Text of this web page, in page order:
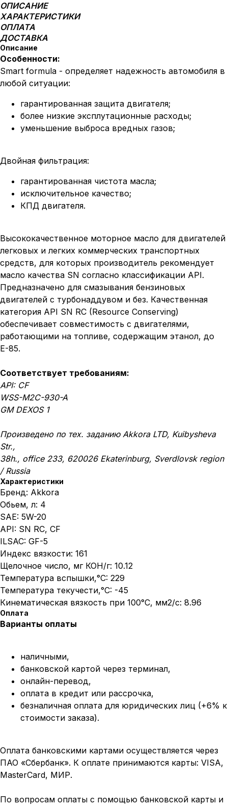
ОПИСАНИЕ
ХАРАКТЕРИСТИКИ
ОПЛАТА
ДОСТАВКА
Описание
Особенности:
Smart formula - определяет надежность автомобиля в
любой ситуации:
гарантированная защита двигателя;
более низкие эксплутационные расходы;
уменьшение выброса вредных газов;
Двойная фильтрация:
гарантированная чистота масла;
исключительное качество;
КПД двигателя.
Высококачественное моторное масло для двигателей
легковых и легких коммерческих транспортных
средств, для которых производитель рекомендует
масло качества SN согласно классификации API.
Предназначено для смазывания бензиновых
двигателей с турбонаддувом и без. Качественная
категория API SN RC (Resource Conserving)
обеспечивает совместимость с двигателями,
работающими на топливе, содержащим этанол, до
Е-85.
Соответствует требованиям:
API: CF
WSS-M2C-930-A
GM DEXOS 1
Произведено по тех. заданию Akkora LTD, Kuibysheva
Str.,
38h., office 233, 620026 Ekaterinburg, Sverdlovsk region
/ Russia
Характеристики
Бренд: Akkora
Обьем, л: 4
SAE: 5W-20
API: SN RC, CF
ILSAC: GF-5
Индекс вязкости: 161
Щелочное число, мг КОН/г: 10.12
Температура вспышки,°C: 229
Температура текучести,°C: -45
Кинематическая вязкость при 100°C, мм2/с: 8.96
Оплата
Варианты оплаты
наличными,
банковской картой через терминал,
онлайн-перевод,
оплата в кредит или рассрочка,
безналичная оплата для юридических лиц (+6% к
стоимости заказа).
Оплата банковскими картами осуществляется через
ПАО «Сбербанк». К оплате принимаются карты: VISA,
MasterCard, МИР.
По вопросам оплаты с помощью банковской карты и